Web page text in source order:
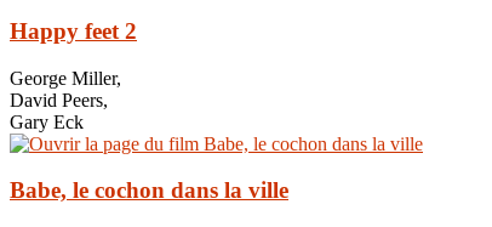
Happy feet 2
George Miller,
David Peers,
Gary Eck
Babe, le cochon dans la ville